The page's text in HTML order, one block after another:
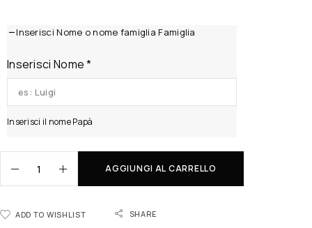
Inserisci Nome o nome famiglia Famiglia
Inserisci Nome*
Inserisci il nome Papà
AGGIUNGI AL CARRELLO
ADD TO WISHLIST SHARE